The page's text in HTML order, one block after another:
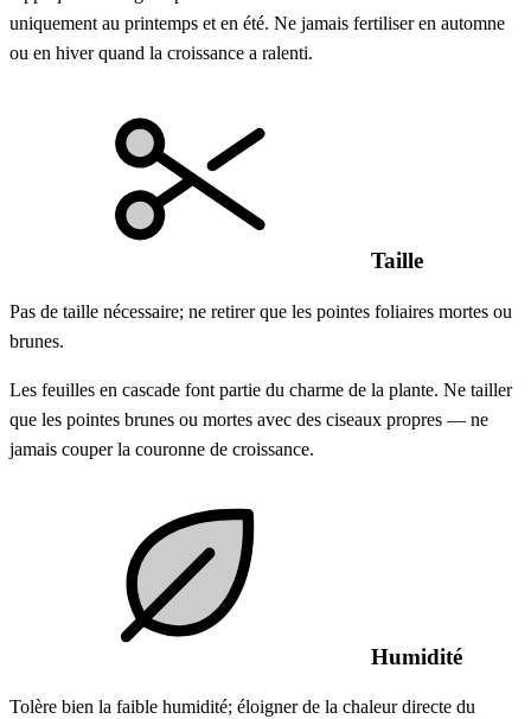
uniquement au printemps et en été. Ne jamais fertiliser en automne
ou en hiver quand la croissance a ralenti.
Taille
Pas de taille nécessaire; ne retirer que les pointes foliaires mortes ou
brunes.
Les feuilles en cascade font partie du charme de la plante. Ne tailler
que les pointes brunes ou mortes avec des ciseaux propres — ne
jamais couper la couronne de croissance.
Humidité
Tolère bien la faible humidité; éloigner de la chaleur directe du